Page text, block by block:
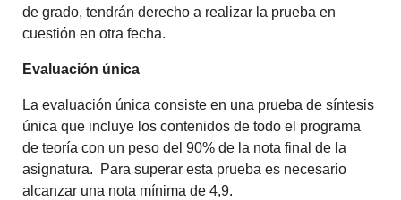
de grado, tendrán derecho a realizar la prueba en
cuestión en otra fecha.
Evaluación única
La evaluación única consiste en una prueba de síntesis
única que incluye los contenidos de todo el programa
de teoría con un peso del 90% de la nota final de la
asignatura. Para superar esta prueba es necesario
alcanzar una nota mínima de 4,9.